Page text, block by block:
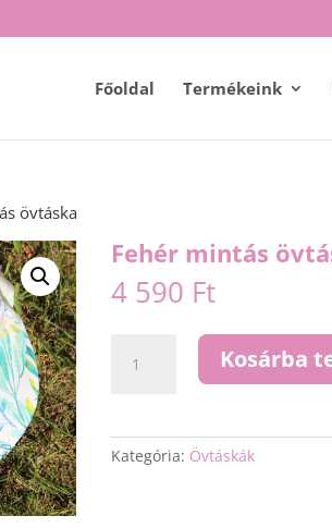
Főoldal Termékeink
övtáska
Fehér mintás
4 590 Ft
mintás
Kosárba
Kategória: Övtáskák